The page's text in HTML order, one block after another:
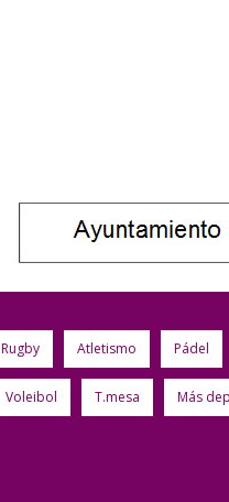
Rugby Atletismo Pádel
Voleibol T.mesa Más